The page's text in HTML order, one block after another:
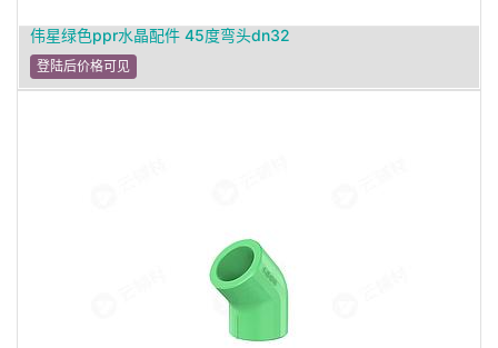
伟星绿色ppr水晶配件 45度弯头dn32
登陆后价格可见